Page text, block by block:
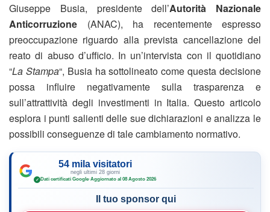
Giuseppe Busia, presidente dell’Autorità Nazionale
Anticorruzione (ANAC), ha recentemente espresso
preoccupazione riguardo alla prevista cancellazione del
reato di abuso d’ufficio. In un’intervista con il quotidiano
“La Stampa“, Busia ha sottolineato come questa decisione
possa influire negativamente sulla trasparenza e
sull’attrattività degli investimenti in Italia. Questo articolo
esplora i punti salienti delle sue dichiarazioni e analizza le
possibili conseguenze di tale cambiamento normativo.
54 mila visitatori
negli ultimi 28 giorni
✓ Dati certificati Google·Aggiornato al 08 Agosto 2026
Il tuo sponsor qui